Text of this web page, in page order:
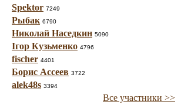
Spektor 7249
Рыбак 6790
Николай Наседкин 5090
Ігор Кузьменко 4796
fischer 4401
Борис Ассеев 3722
alek48s 3394
Все участники >>